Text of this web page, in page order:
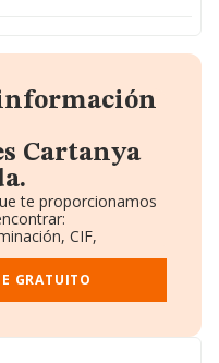
Cartanya
te proporcionamos
CIF,
(BORME).
y Empleados.
Administradores.
GRATUITO